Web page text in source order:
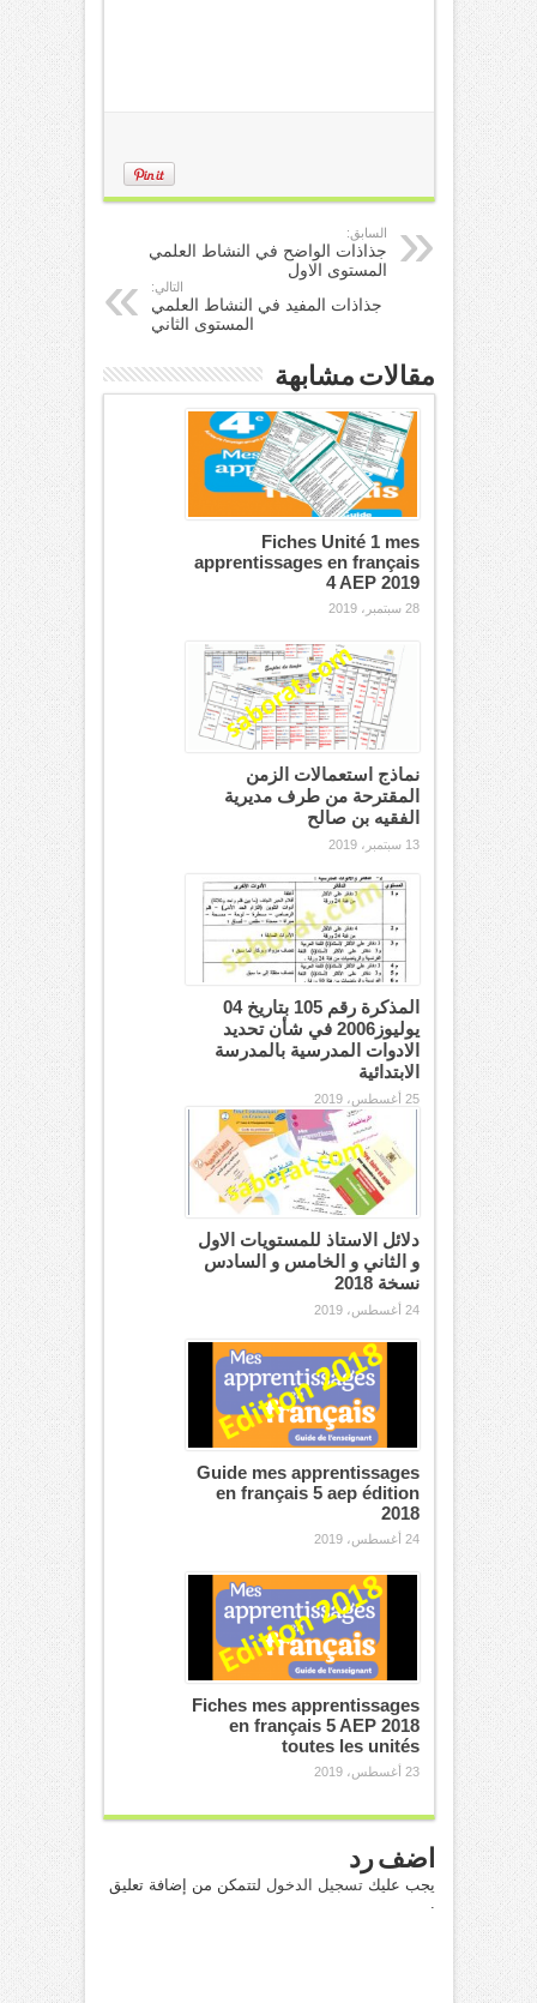
السابق:
جذاذات الواضح في النشاط العلمي
المستوى الاول
التالي:
جذاذات المفيد في النشاط العلمي
المستوى الثاني
مقالات مشابهة
Fiches Unité 1 mes
apprentissages en français
4 AEP 2019
28 سبتمبر، 2019
نماذج استعمالات الزمن
المقترحة من طرف مديرية
الفقيه بن صالح
13 سبتمبر، 2019
المذكرة رقم 105 بتاريخ 04
يوليوز2006 في شأن تحديد
الادوات المدرسية بالمدرسة
الابتدائية
25 أغسطس، 2019
دلائل الاستاذ للمستويات الاول
و الثاني و الخامس و السادس
نسخة 2018
24 أغسطس، 2019
Guide mes apprentissages
en français 5 aep édition
2018
24 أغسطس، 2019
Fiches mes apprentissages
en français 5 AEP 2018
toutes les unités
23 أغسطس، 2019
اضف رد
يجب عليكتسجيل الدخول لتتمكن من إضافة تعليق
.